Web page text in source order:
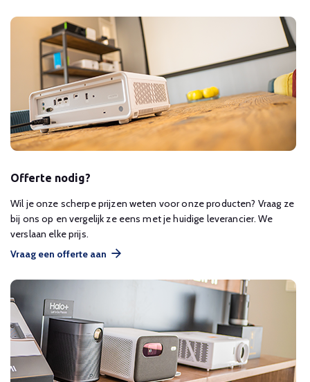
Offerte nodig?
Wil je onze scherpe prijzen weten voor onze producten? Vraag ze
bij ons op en vergelijk ze eens met je huidige leverancier. We
verslaan elke prijs.
Vraag een offerte aan